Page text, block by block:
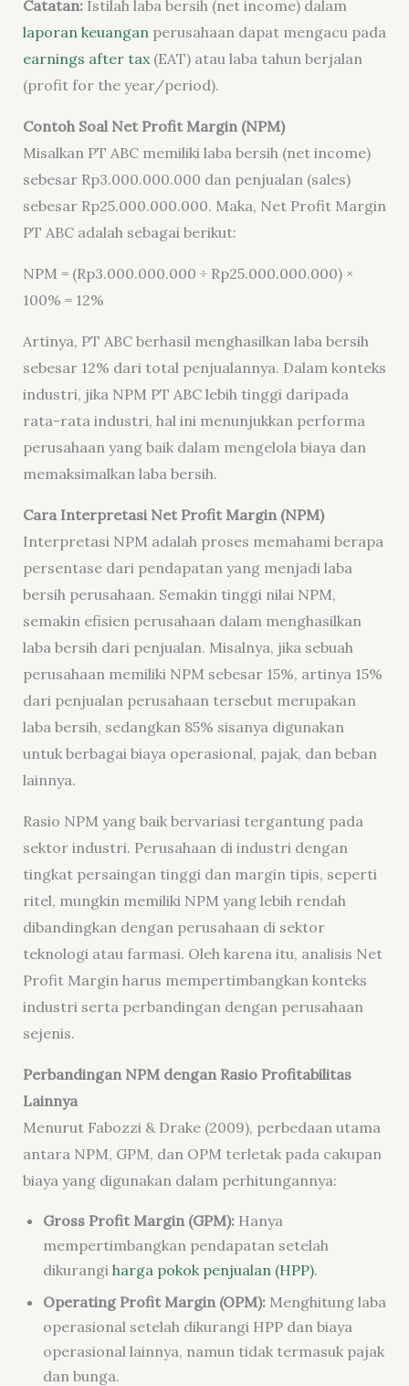
Catatan:Istilah laba bersih (net income) dalam
laporan keuanganperusahaan dapat mengacu pada
earnings after tax(EAT) atau laba tahun berjalan
(profit for the year/period).
Contoh Soal Net Profit Margin (NPM)
Misalkan PT ABC memiliki laba bersih (net income)
sebesar Rp3.000.000.000 dan penjualan (sales)
sebesar Rp25.000.000.000. Maka, Net Profit Margin
PT ABC adalah sebagai berikut:
NPM = (Rp3.000.000.000 ÷ Rp25.000.000.000) ×
100% = 12%
Artinya, PT ABC berhasil menghasilkan laba bersih
sebesar 12% dari total penjualannya. Dalam konteks
industri, jika NPM PT ABC lebih tinggi daripada
rata-rata industri, hal ini menunjukkan performa
perusahaan yang baik dalam mengelola biaya dan
memaksimalkan laba bersih.
Cara Interpretasi Net Profit Margin (NPM)
Interpretasi NPM adalah proses memahami berapa
persentase dari pendapatan yang menjadi laba
bersih perusahaan. Semakin tinggi nilai NPM,
semakin efisien perusahaan dalam menghasilkan
laba bersih dari penjualan. Misalnya, jika sebuah
perusahaan memiliki NPM sebesar 15%, artinya 15%
dari penjualan perusahaan tersebut merupakan
laba bersih, sedangkan 85% sisanya digunakan
untuk berbagai biaya operasional, pajak, dan beban
lainnya.
Rasio NPM yang baik bervariasi tergantung pada
sektor industri. Perusahaan di industri dengan
tingkat persaingan tinggi dan margin tipis, seperti
ritel, mungkin memiliki NPM yang lebih rendah
dibandingkan dengan perusahaan di sektor
teknologi atau farmasi. Oleh karena itu, analisis Net
Profit Margin harus mempertimbangkan konteks
industri serta perbandingan dengan perusahaan
sejenis.
Perbandingan NPM dengan Rasio Profitabilitas
Lainnya
Menurut Fabozzi & Drake (2009), perbedaan utama
antara NPM, GPM, dan OPM terletak pada cakupan
biaya yang digunakan dalam perhitungannya:
Gross Profit Margin (GPM):Hanya
mempertimbangkan pendapatan setelah
dikurangi harga pokok penjualan (HPP).
Operating Profit Margin (OPM):Menghitung laba
operasional setelah dikurangi HPP dan biaya
operasional lainnya, namun tidak termasuk pajak
dan bunga.